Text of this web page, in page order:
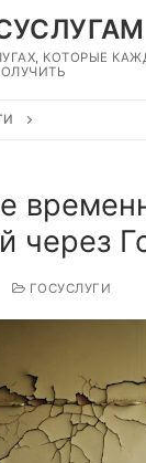
КОТОРЫЕ
через
ГОСУСЛУГИ